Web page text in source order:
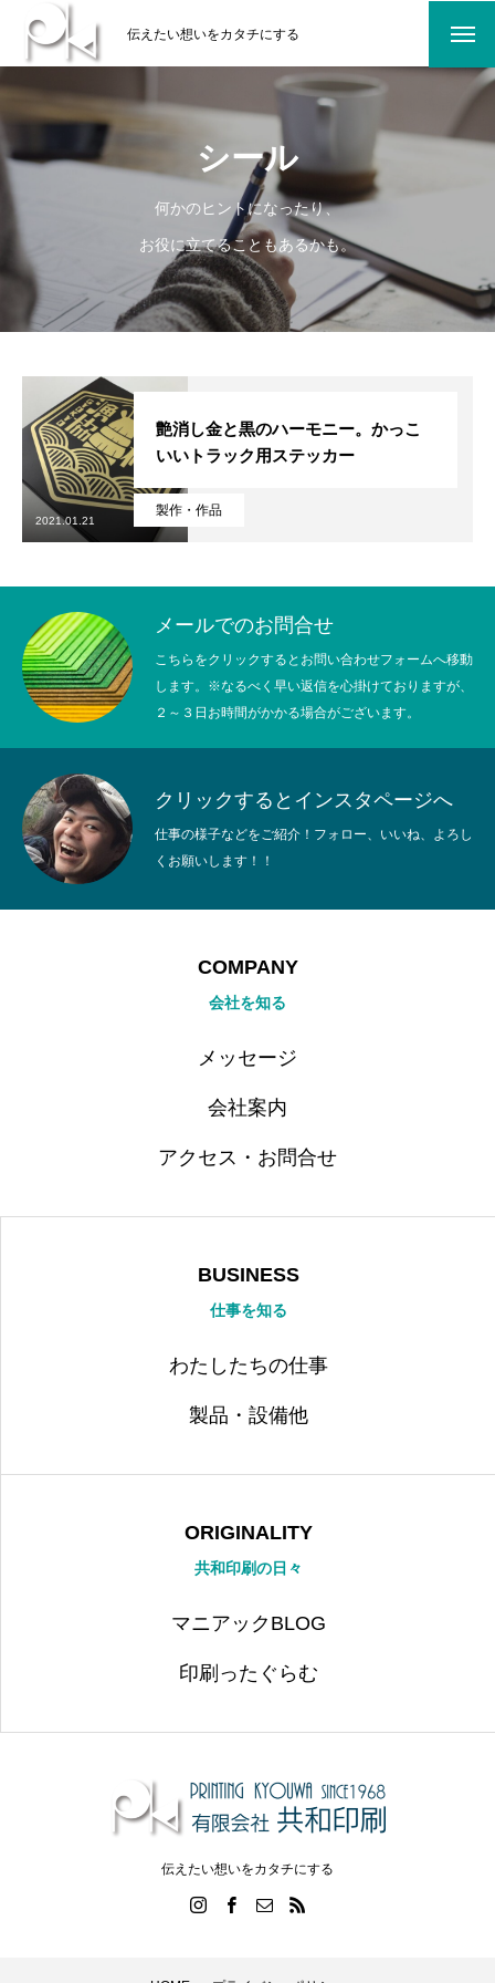
伝えたい想いをカタチにする
シール
何かのヒントになったり、
お役に立てることもあるかも。
製作・作品
艶消し金と黒のハーモニー。かっこ
いいトラック用ステッカー
2021.01.21
メールでのお問合せ
こちらをクリックするとお問い合わせフォームへ移動
します。※なるべく早い返信を心掛けておりますが、
２～３日お時間がかかる場合がございます。
クリックするとインスタページへ
仕事の様子などをご紹介！フォロー、いいね、よろし
くお願いします！！
COMPANY
会社を知る
メッセージ
会社案内
アクセス・お問合せ
BUSINESS
仕事を知る
わたしたちの仕事
製品・設備他
ORIGINALITY
共和印刷の日々
マニアックBLOG
印刷ったぐらむ
伝えたい想いをカタチにする